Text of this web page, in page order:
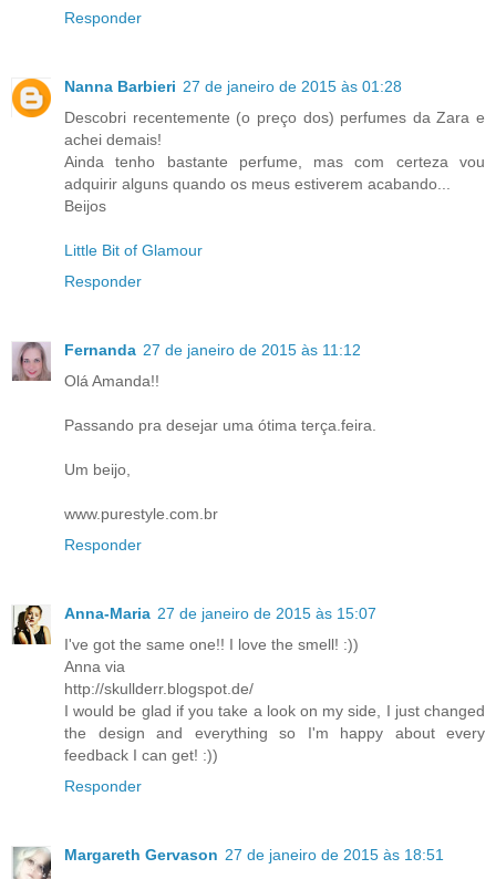
Responder
Nanna Barbieri 27 de janeiro de 2015 às 01:28
Descobri recentemente (o preço dos) perfumes da Zara e
achei demais!
Ainda tenho bastante perfume, mas com certeza vou
adquirir alguns quando os meus estiverem acabando...
Beijos
Little Bit of Glamour
Responder
Fernanda 27 de janeiro de 2015 às 11:12
Olá Amanda!!
Passando pra desejar uma ótima terça.feira.
Um beijo,
www.purestyle.com.br
Responder
Anna-Maria 27 de janeiro de 2015 às 15:07
I've got the same one!! I love the smell! :))
Anna via
http://skullderr.blogspot.de/
I would be glad if you take a look on my side, I just changed
the design and everything so I'm happy about every
feedback I can get! :))
Responder
Margareth Gervason 27 de janeiro de 2015 às 18:51